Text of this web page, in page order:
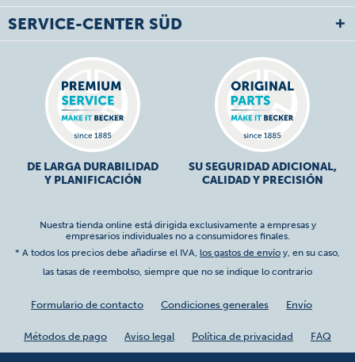
SERVICE-CENTER SÜD
DE LARGA DURABILIDAD
Y PLANIFICACIÓN
SU SEGURIDAD ADICIONAL,
CALIDAD Y PRECISIÓN
Nuestra tienda online está dirigida exclusivamente a empresas y
empresarios individuales no a consumidores finales.
* A todos los precios debe añadirse el IVA, los gastos de envío y, en su caso,
las tasas de reembolso, siempre que no se indique lo contrario
Formulario de contacto Condiciones generales Envío
Métodos de pago Aviso legal Política de privacidad FAQ